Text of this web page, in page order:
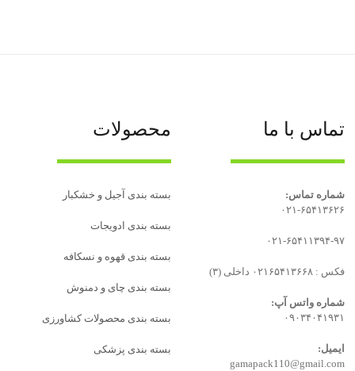
تماس با ما
شماره تماس:
۰۲۱-۶۵۴۱۳۶۲۶
۰۲۱-۶۵۴۱۱۳۹۴-۹۷
فکس : ۰۲۱۶۵۴۱۳۶۶۸ داخلی (۳)
شماره واتس آپ:
۰۹۰۳۴۰۴۱۹۳۱
ایمیل:
gamapack110@gmail.com
محصولات
بسته بندی آجیل و خشکبار
بسته‌ بندی ادویجات
بسته بندی قهوه و نسکافه
بسته بندی چای و دمنوش
بسته بندی محصولات کشاورزی
بسته بندی پزشکی